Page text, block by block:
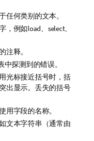
任何类别的文本。
，例如load select、
注释。
中探测到的错误。
光标接近括号时，括
出显示。丢失的括号
用字段的名称。
文本字符串（通常由